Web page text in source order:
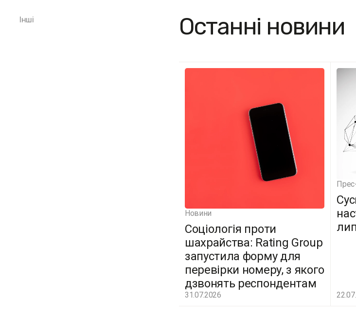
Інші Останні новини
Новини
Соціологія проти
шахрайства: Rating Group
запустила форму для
перевірки номеру, з якого
дзвонять респондентам
31.07.2026